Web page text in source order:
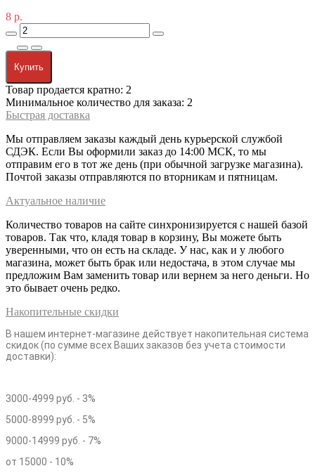
8 р.
Купить
Товар продается кратно: 2
Минимальное количество для заказа: 2
Быстрая доставка
Мы отправляем заказы каждый день курьерской службой
СДЭК. Если Вы оформили заказ до 14:00 МСК, то мы
отправим его в тот же день (при обычной загрузке магазина).
Почтой заказы отправляются по вторникам и пятницам.
Актуальное наличие
Количество товаров на сайте синхронизируется с нашей базой
товаров. Так что, кладя товар в корзину, Вы можете быть
уверенными, что он есть на складе. У нас, как и у любого
магазина, может быть брак или недостача, в этом случае мы
предложим Вам заменить товар или вернем за него деньги. Но
это бывает очень редко.
Накопительные скидки
В нашем интернет-магазине действует накопительная система
скидок (по сумме всех Ваших заказов без учета стоимости
доставки):
3000-4999 руб. - 3%
5000-8999 руб. - 5%
9000-14999 руб. - 7%
от 15000 - 10%